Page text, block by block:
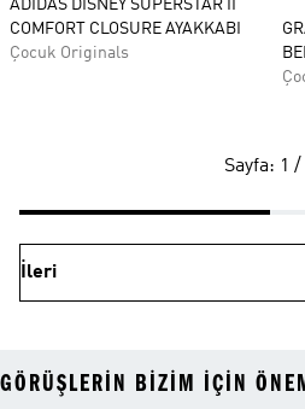
ADIDAS DISNEY SUPERSTAR II
COMFORT CLOSURE AYAKKABI
Çocuk Originals
Sayfa: 1 /
İleri
GÖRÜŞLERIN BIZIM IÇIN